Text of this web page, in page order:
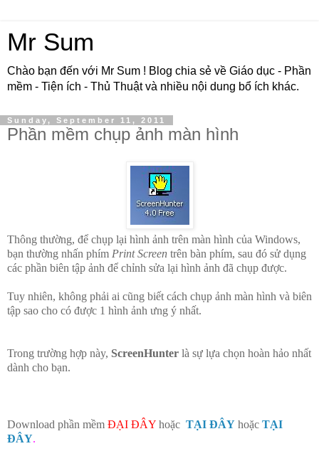
Mr Sum
Chào bạn đến với Mr Sum ! Blog chia sẻ về Giáo dục - Phần
mềm - Tiện ích - Thủ Thuật và nhiều nội dung bổ ích khác.
Sunday, September 11, 2011
Phần mềm chụp ảnh màn hình
Thông thường, để chụp lại hình ảnh trên màn hình của Windows,
bạn thường nhấn phím Print Screen trên bàn phím, sau đó sử dụng
các phần biên tập ảnh để chỉnh sửa lại hình ảnh đã chụp được.
Tuy nhiên, không phải ai cũng biết cách chụp ảnh màn hình và biên
tập sao cho có được 1 hình ảnh ưng ý nhất.
Trong trường hợp này, ScreenHunter là sự lựa chọn hoàn hảo nhất
dành cho bạn.
Download phần mềm ĐẠI ĐÂY hoặc TẠI ĐÂY hoặc TẠI
ĐÂY.